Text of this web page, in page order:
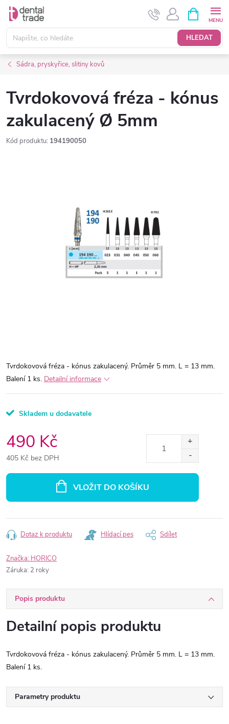
Přejít
obsah
HLEDAT
NÁKUPNÍ
KOŠÍK
Sádra, pryskyřice, slitiny kovů
Tvrdokovová fréza - kónus
zakulacený Ø 5mm
Kód produktu: 194190050
Tvrdokovová fréza - kónus zakulacený. Průměr 5 mm. L = 13 mm.
Balení 1 ks. Detailní informace
Skladem u dodavatele
490 Kč
405 Kč bez DPH
VLOŽIT DO KOŠÍKU
Dotaz k produktu Hlídací pes Sdílet
Značka: HORICO
Záruka: 2 roky
Popis produktu
Detailní popis produktu
Tvrdokovová fréza - kónus zakulacený. Průměr 5 mm. L = 13 mm.
Balení 1 ks.
Parametry produktu